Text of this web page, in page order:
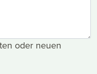
oder neuen